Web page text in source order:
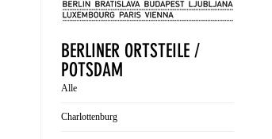
BERLINER ORTSTEILE /
POTSDAM
Alle
Charlottenburg